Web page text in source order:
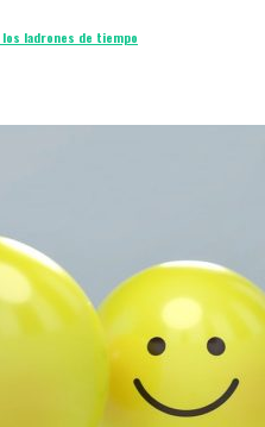
ladrones de tiempo